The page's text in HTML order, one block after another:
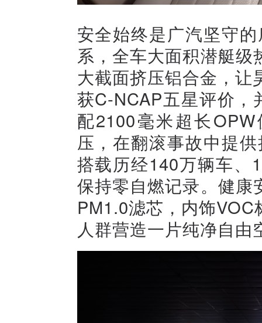
安全始终是广汽坚守
系，全车大面积潜艇
大截面挤压铝合金，
获C-NCAP五星评价，
配2100毫米超长
压，在翻滚事故中提
搭载历经140万辆车、
保持零自燃记录。健
PM1.0滤芯，内饰
人群营造一片纯净自由